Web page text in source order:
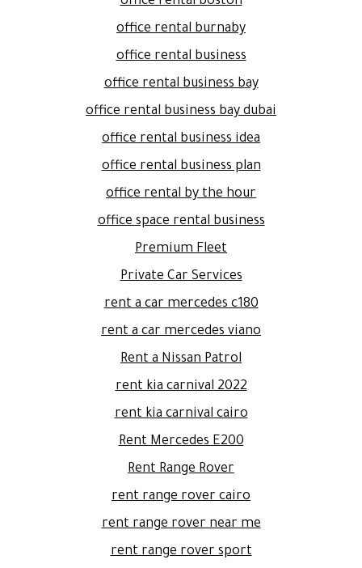
office rental burnaby
office rental business
office rental business bay
office rental business bay dubai
office rental business idea
office rental business plan
office rental by the hour
office space rental business
Premium Fleet
Private Car Services
rent a car mercedes c180
rent a car mercedes viano
Rent a Nissan Patrol
rent kia carnival 2022
rent kia carnival cairo
Rent Mercedes E200
Rent Range Rover
rent range rover cairo
rent range rover near me
rent range rover sport